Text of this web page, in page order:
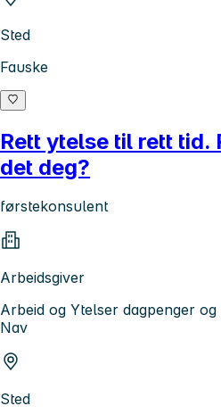
Sted
Fauske
Rett ytelse til rett tid.
det deg?
førstekonsulent
Arbeidsgiver
Arbeid og Ytelser dagpenger
Nav
Sted